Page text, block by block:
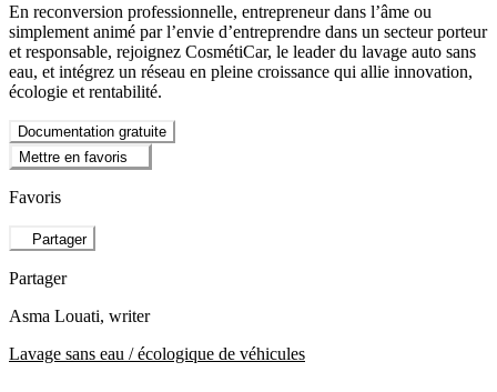
En reconversion professionnelle, entrepreneur dans l’âme ou
simplement animé par l’envie d’entreprendre dans un secteur porteur
et responsable, rejoignez CosmétiCar, le leader du lavage auto sans
eau, et intégrez un réseau en pleine croissance qui allie innovation,
écologie et rentabilité.
Documentation gratuite
Mettre en favoris
Favoris
Partager
Partager
Asma Louati, writer
Lavage sans eau / écologique de véhicules